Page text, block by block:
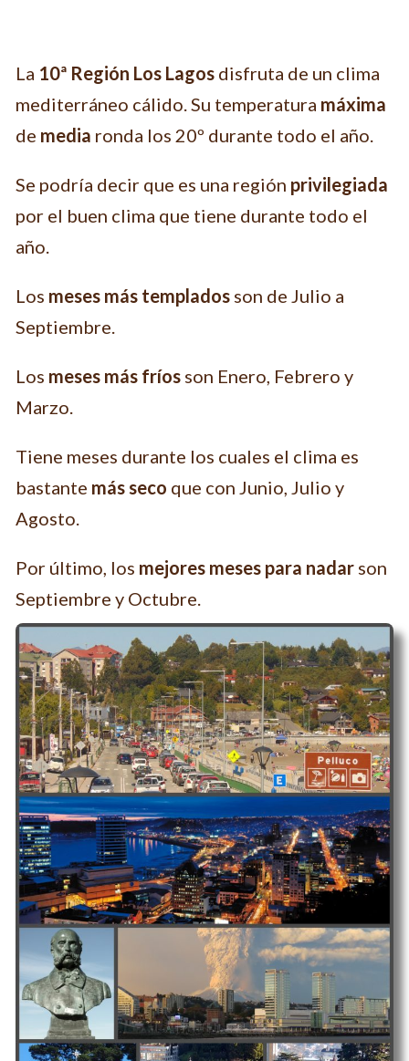
La 10ª Región Los Lagos disfruta de un clima
mediterráneo cálido. Su temperatura máxima
de media ronda los 20º durante todo el año.
Se podría decir que es una región privilegiada
por el buen clima que tiene durante todo el
año.
Los meses más templados son de Julio a
Septiembre.
Los meses más fríos son Enero, Febrero y
Marzo.
Tiene meses durante los cuales el clima es
bastante más seco que con Junio, Julio y
Agosto.
Por último, los mejores meses para nadar son
Septiembre y Octubre.